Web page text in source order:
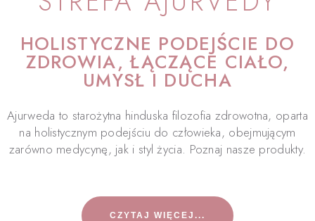
HOLISTYCZNE PODEJŚCIE DO
ZDROWIA, ŁĄCZĄCE CIAŁO,
UMYSŁ I DUCHA
Ajurweda to starożytna hinduska filozofia zdrowotna, oparta
na holistycznym podejściu do człowieka, obejmującym
zarówno medycynę, jak i styl życia. Poznaj nasze produkty.
CZYTAJ WIĘCEJ...